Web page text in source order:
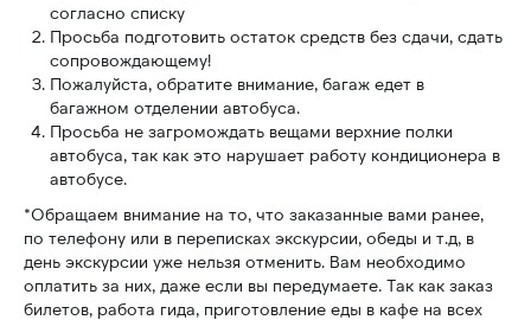
согласно списку
Просьба подготовить остаток средств без сдачи, сдать
сопровождающему!
Пожалуйста, обратите внимание, багаж едет в
багажном отделении автобуса.
Просьба не загромождать вещами верхние полки
автобуса, так как это нарушает работу кондиционера в
автобусе.
*Обращаем внимание на то, что заказанные вами ранее,
по телефону или в переписках экскурсии, обеды и т.д, в
день экскурсии уже нельзя отменить. Вам необходимо
оплатить за них, даже если вы передумаете. Так как заказ
билетов, работа гида, приготовление еды в кафе на всех
Электронная почта:
esfiriatravel@gmail.com
Офис:
Wrocław 50-020,
ul.Piłsudskiego 74
+48 732 997 721
Телефоны:
+48 602 664 587
Социальные сети: